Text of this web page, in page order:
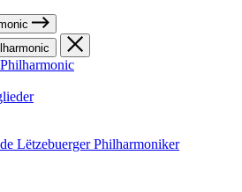
Lëtzebuerger Philharmoniker